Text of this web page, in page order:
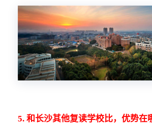
5. 和长沙其他复读学校比，优势在